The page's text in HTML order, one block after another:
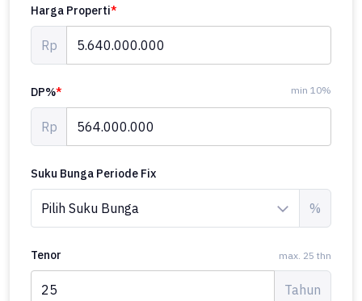
Harga Properti*
Rp
DP%* min 10%
Rp
Suku Bunga Periode Fix
%
Tenor max. 25 thn
Tahun